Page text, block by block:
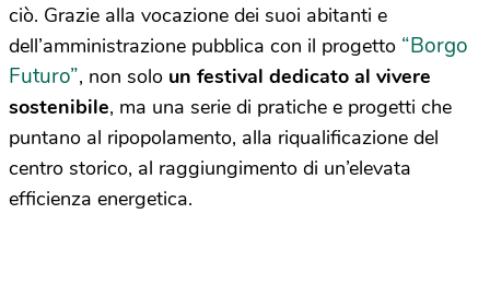
ciò. Grazie alla vocazione dei suoi abitanti e
dell’amministrazione pubblica con il progetto “Borgo
Futuro”, non solo un festival dedicato al vivere
sostenibile, ma una serie di pratiche e progetti che
puntano al ripopolamento, alla riqualificazione del
centro storico, al raggiungimento di un’elevata
efficienza energetica.